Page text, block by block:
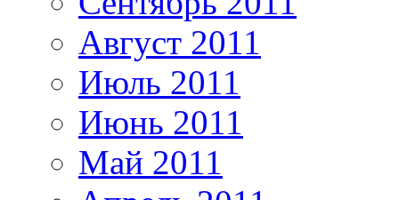
Август 2011
Июль 2011
Июнь 2011
Май 2011